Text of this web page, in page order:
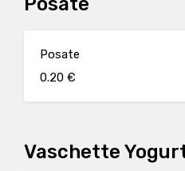
Posate
0.20 €
Vaschette